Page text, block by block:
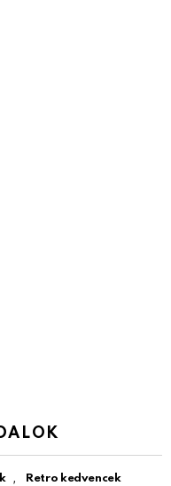
, Retro kedvencek